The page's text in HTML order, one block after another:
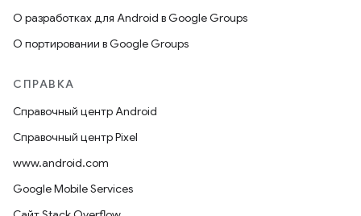
О разработках для Android в Google Groups
О портировании в Google Groups
СПРАВКА
Справочный центр Android
Справочный центр Pixel
www.android.com
Google Mobile Services